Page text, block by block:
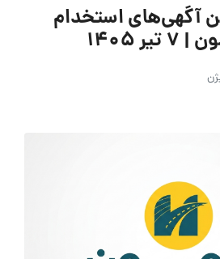
آگهی‌های استخدام
۱۴۰۵